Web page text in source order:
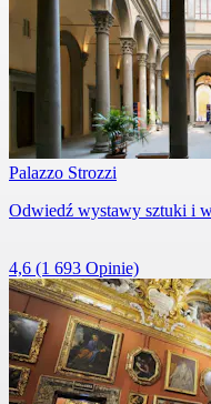
Palazzo Strozzi
Odwiedź wystawy sztuki i
4,6 (1 693 Opinie)